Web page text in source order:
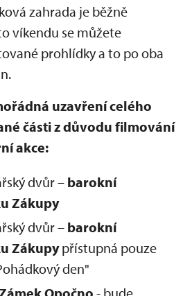
zahrada je běžně
víkendu se můžete
prohlídky a to po oba
uzavření celého
části z důvodu filmování
akce:
dvůr – barokní
Zákupy
dvůr – barokní
Zákupypřístupná pouze
den"